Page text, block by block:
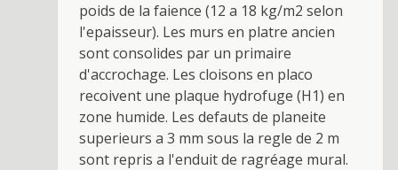
poids de la faience (12 a 18 kg/m2 selon
l'epaisseur). Les murs en platre ancien
sont consolides par un primaire
d'accrochage. Les cloisons en placo
recoivent une plaque hydrofuge (H1) en
zone humide. Les defauts de planeite
superieurs a 3 mm sous la regle de 2 m
sont repris a l'enduit de ragréage mural.